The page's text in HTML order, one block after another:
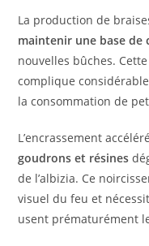
La production de
maintenir une base de
nouvelles bûches.
complique
la consommation de
L’encrassement
goudrons et résines
de l’albizia. Ce
visuel du feu et
usent prématurément